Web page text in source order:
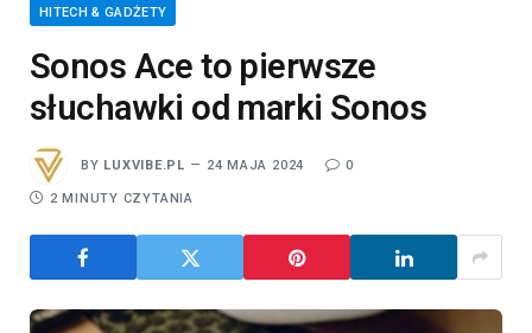
HITECH & GADŻETY
Sonos Ace to pierwsze
słuchawki od marki Sonos
BY LUXVIBE.PL 24 MAJA 2024 0
2 MINUTY CZYTANIA